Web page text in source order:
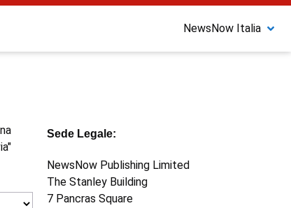
NewsNow Italia
Sede Legale:
NewsNow Publishing Limited
The Stanley Building
7 Pancras Square